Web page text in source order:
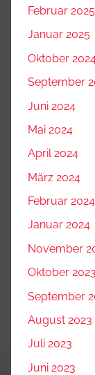
Februar 2025
Januar 2025
Oktober
September
Juni 2024
Mai 2024
April 2024
März 2024
Februar 2024
Januar 2024
November
Oktober 2023
September
August 2023
Juli 2023
Juni 2023